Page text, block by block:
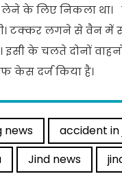
लेने के लिए निकला
टक्कर लगने से वैन में
इसी के चलते दोनों
केस दर्ज किया है।
news
accident in
Jind news